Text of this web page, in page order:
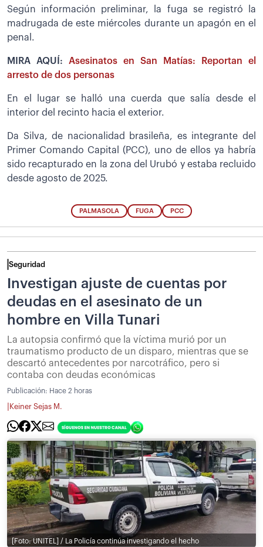
Según información preliminar, la fuga se registró la
madrugada de este miércoles durante un apagón en el
penal.
MIRA AQUÍ: Asesinatos en San Matías: Reportan el
arresto de dos personas
En el lugar se halló una cuerda que salía desde el
interior del recinto hacia el exterior.
Da Silva, de nacionalidad brasileña, es integrante del
Primer Comando Capital (PCC), uno de ellos ya habría
sido recapturado en la zona del Urubó y estaba recluido
desde agosto de 2025.
PALMASOLA FUGA PCC
Seguridad
Investigan ajuste de cuentas por
deudas en el asesinato de un
hombre en Villa Tunari
La autopsia confirmó que la víctima murió por un
traumatismo producto de un disparo, mientras que se
descartó antecedentes por narcotráfico, pero si
contaba con deudas económicas
Publicación: Hace 2 horas
Keiner Sejas M.
[Foto: UNITEL] / La Policía continúa investigando el hecho